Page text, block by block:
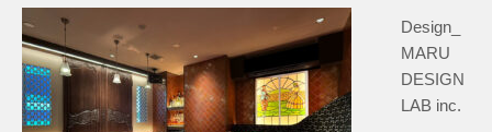
Design_
MARU
DESIGN
LAB inc.